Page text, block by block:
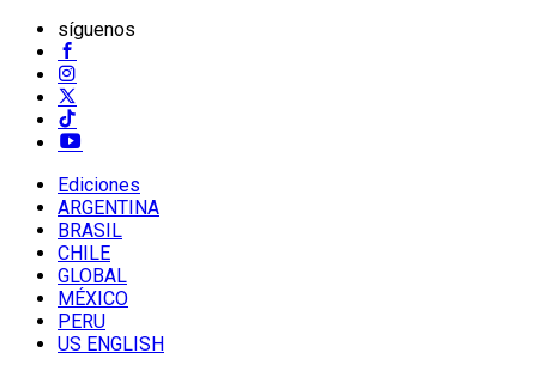
síguenos
Ediciones
ARGENTINA
BRASIL
CHILE
GLOBAL
MÉXICO
PERU
US ENGLISH